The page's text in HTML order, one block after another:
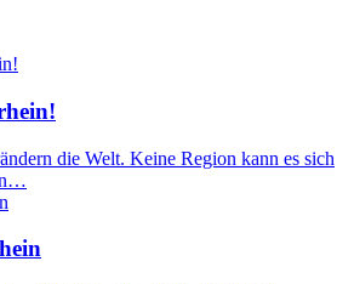
die Welt. Keine Region kann es sich